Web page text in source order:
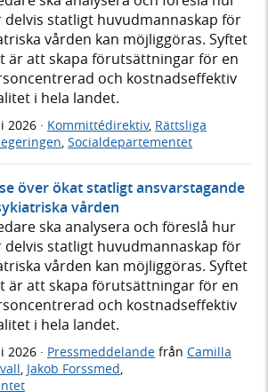
statligt huvudmannaskap för
vården kan möjliggöras. Syftet
är att skapa förutsättningar för en
och kostnadseffektiv
i hela landet.
2026 · Kommittédirektiv, Rättsliga
Socialdepartementet
över ökat statligt ansvarstagande
vården
ska analysera och föreslå hur
statligt huvudmannaskap för
vården kan möjliggöras. Syftet
är att skapa förutsättningar för en
och kostnadseffektiv
i hela landet.
2026 · Pressmeddelande från Camilla
, Jakob Forssmed,